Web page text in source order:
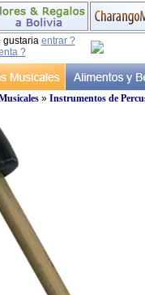
gustaria entrar ?
?
» Instrumentos de